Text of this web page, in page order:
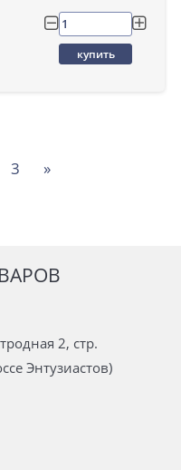
купить
3 »
2, стр.
Энтузиастов)